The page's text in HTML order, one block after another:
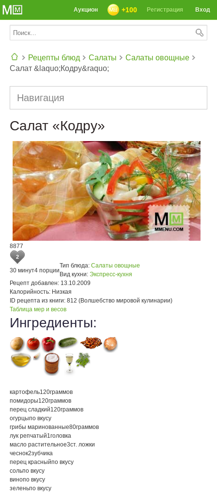
Вход
Регистрация
+100
Аукцион
Рецепты блюд Салаты
Салаты овощные
Салат &laquo;Кодру&raquo;
Навигация
Салат «Кодру»
8877
2
30 минут4 порции
Тип блюда: Салаты овощные
Вид кухни: Экспресс-кухня
Рецепт добавлен: 13.10.2009
Калорийность: Низкая
ID рецепта из книги: 812 (Волшебство мировой кулинарии)
Таблица мер и весов
Ингредиенты:
картофель120граммов
помидоры120граммов
перец сладкий120граммов
огурцыпо вкусу
грибы маринованные80граммов
лук репчатый1головка
масло растительное3ст. ложки
чеснок2зубчика
перец красныйпо вкусу
сольпо вкусу
винопо вкусу
зеленьпо вкусу